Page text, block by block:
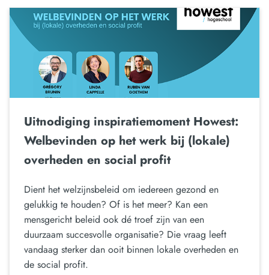
Uitnodiging inspiratiemoment Howest:
Welbevinden op het werk bij (lokale)
overheden en social profit
Dient het welzijnsbeleid om iedereen gezond en
gelukkig te houden? Of is het meer? Kan een
mensgericht beleid ook dé troef zijn van een
duurzaam succesvolle organisatie? Die vraag leeft
vandaag sterker dan ooit binnen lokale overheden en
de social profit.